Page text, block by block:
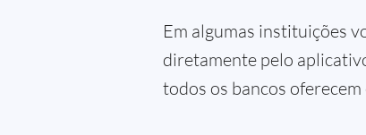
Em algumas instituições
diretamente pelo
todos os bancos